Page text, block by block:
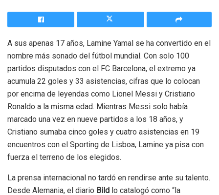
A sus apenas 17 años, Lamine Yamal se ha convertido en el
nombre más sonado del fútbol mundial. Con solo 100
partidos disputados con el FC Barcelona, el extremo ya
acumula 22 goles y 33 asistencias, cifras que lo colocan
por encima de leyendas como Lionel Messi y Cristiano
Ronaldo a la misma edad. Mientras Messi solo había
marcado una vez en nueve partidos a los 18 años, y
Cristiano sumaba cinco goles y cuatro asistencias en 19
encuentros con el Sporting de Lisboa, Lamine ya pisa con
fuerza el terreno de los elegidos.
La prensa internacional no tardó en rendirse ante su talento.
Desde Alemania, el diario Bild lo catalogó como “la